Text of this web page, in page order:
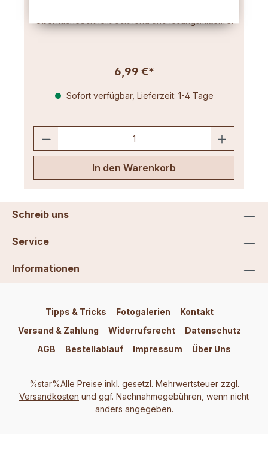
6,99 €*
Sofort verfügbar, Lieferzeit: 1-4 Tage
In den Warenkorb
Schreib uns
Service
Informationen
Tipps & Tricks Fotogalerien
Kontakt
Versand & Zahlung
Widerrufsrecht
Datenschutz
AGB
Bestellablauf Impressum Über Uns
%star%Alle Preise inkl. gesetzl. Mehrwertsteuer zzgl.
Versandkosten und ggf. Nachnahmegebühren, wenn nicht
anders angegeben.